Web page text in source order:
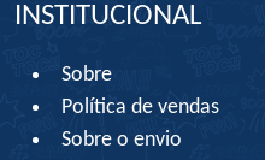
INSTITUCIONAL
Sobre
Política de vendas
Sobre o envio